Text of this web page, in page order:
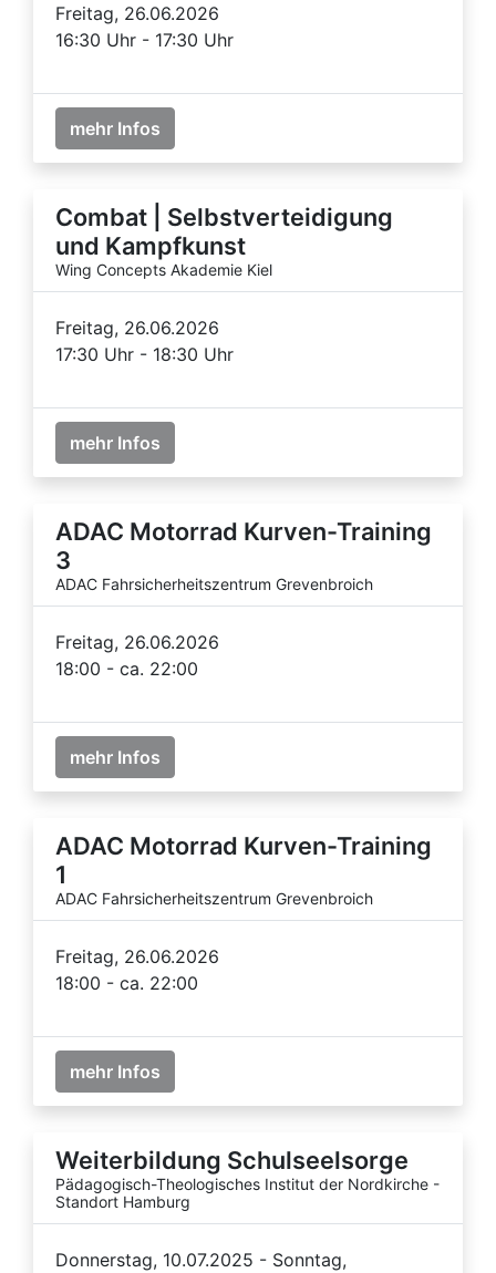
Freitag, 26.06.2026
16:30 Uhr - 17:30 Uhr
mehr Infos
Combat | Selbstverteidigung
und Kampfkunst
Wing Concepts Akademie Kiel
Freitag, 26.06.2026
17:30 Uhr - 18:30 Uhr
mehr Infos
ADAC Motorrad Kurven-Training
3
ADAC Fahrsicherheitszentrum Grevenbroich
Freitag, 26.06.2026
18:00 - ca. 22:00
mehr Infos
ADAC Motorrad Kurven-Training
1
ADAC Fahrsicherheitszentrum Grevenbroich
Freitag, 26.06.2026
18:00 - ca. 22:00
mehr Infos
Weiterbildung Schulseelsorge
Pädagogisch-Theologisches Institut der Nordkirche -
Standort Hamburg
Donnerstag, 10.07.2025 - Sonntag,